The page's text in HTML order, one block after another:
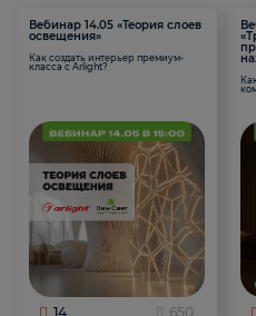
Вебинар 14.05 «Теория слоев
освещения»
Как создать интерьер премиум-
класса с Arlight?
14 650